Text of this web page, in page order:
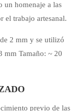
un homenaje a las
el trabajo artesanal.
2 mm y se utilizó
mm Tamaño: ~ 20
previo de las